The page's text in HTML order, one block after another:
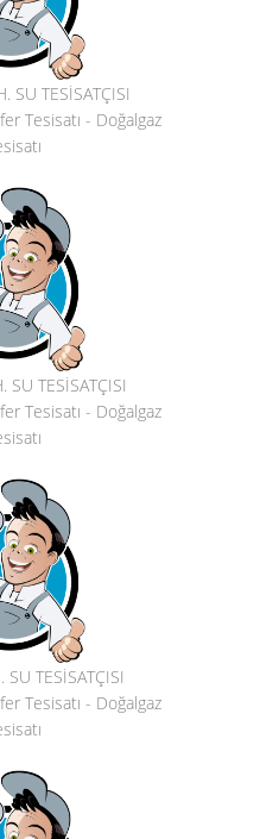
SU TESİSATÇISI
Tesisatı - Doğalgaz
SU TESİSATÇISI
Tesisatı - Doğalgaz
TESİSATÇISI
Tesisatı - Doğalgaz